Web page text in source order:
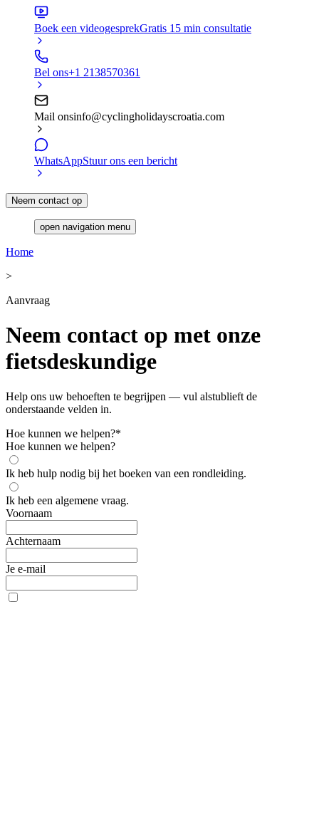
Boek een videogesprekGratis 15 min consultatie
Bel ons+1 2138570361
Mail onsinfo@cyclingholidayscroatia.com
WhatsAppStuur ons een bericht
Neem contact op
open navigation menu
Home
>
Aanvraag
Neem contact op met onze
fietsdeskundige
Help ons uw behoeften te begrijpen — vul alstublieft de
onderstaande velden in.
Hoe kunnen we helpen?*
Hoe kunnen we helpen?
Ik heb hulp nodig bij het boeken van een rondleiding.
Ik heb een algemene vraag.
Voornaam
Achternaam
Je e-mail